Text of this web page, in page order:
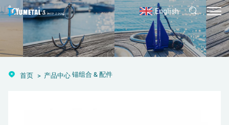
English
首页 产品中心锚组合 & 配件